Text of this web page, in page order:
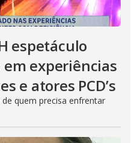
espetáculo
experiências
e atores PCD’s
quem precisa enfrentar